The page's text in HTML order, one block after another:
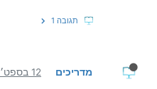
תגובה 1
מדריכים 12 בספט׳ 2022, 23:02